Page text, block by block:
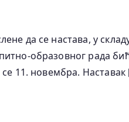
да се настава, у
образовног рада
11. новембра.